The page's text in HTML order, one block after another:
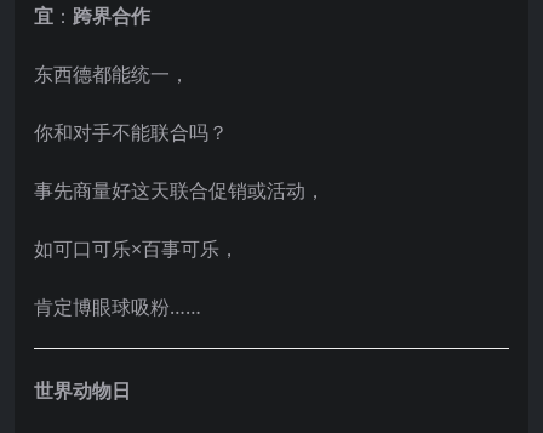
宜 ： 跨界合作
东西德都能统一，
你和对手不能联合吗？
事先商量好这天联合促销或活动，
如可口可乐×百事可乐，
肯定博眼球吸粉……
世界动物日